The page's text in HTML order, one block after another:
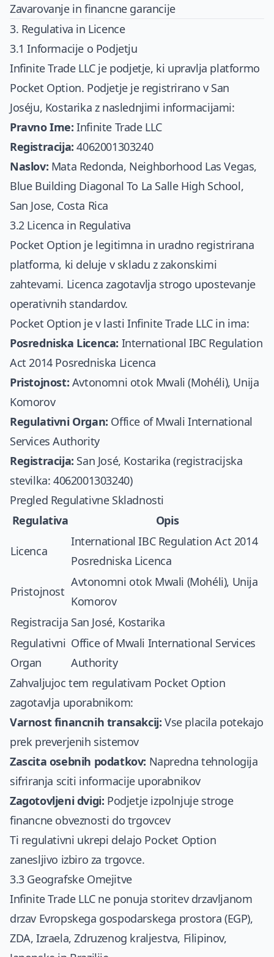
Zavarovanje in financne garancije
3. Regulativa in Licence
3.1 Informacije o Podjetju
Infinite Trade LLC je podjetje, ki upravlja platformo
Pocket Option. Podjetje je registrirano v San
Joséju, Kostarika z naslednjimi informacijami:
Pravno Ime: Infinite Trade LLC
Registracija: 4062001303240
Naslov: Mata Redonda, Neighborhood Las Vegas,
Blue Building Diagonal To La Salle High School,
San Jose, Costa Rica
3.2 Licenca in Regulativa
Pocket Option je legitimna in uradno registrirana
platforma, ki deluje v skladu z zakonskimi
zahtevami. Licenca zagotavlja strogo upostevanje
operativnih standardov.
Pocket Option je v lasti Infinite Trade LLC in ima:
Posredniska Licenca: International IBC Regulation
Act 2014 Posredniska Licenca
Pristojnost: Avtonomni otok Mwali (Mohéli), Unija
Komorov
Regulativni Organ: Office of Mwali International
Services Authority
Registracija: San José, Kostarika (registracijska
stevilka: 4062001303240)
Pregled Regulativne Skladnosti
Regulativa
Opis
Licenca
International IBC Regulation Act 2014
Posredniska Licenca
Pristojnost
Avtonomni otok Mwali (Mohéli), Unija
Komorov
Registracija San José, Kostarika
Regulativni
Organ
Office of Mwali International Services
Authority
Zahvaljujoc tem regulativam Pocket Option
zagotavlja uporabnikom:
Varnost financnih transakcij: Vse placila potekajo
prek preverjenih sistemov
Zascita osebnih podatkov: Napredna tehnologija
sifriranja sciti informacije uporabnikov
Zagotovljeni dvigi: Podjetje izpolnjuje stroge
financne obveznosti do trgovcev
Ti regulativni ukrepi delajo Pocket Option
zanesljivo izbiro za trgovce.
3.3 Geografske Omejitve
Infinite Trade LLC ne ponuja storitev drzavljanom
drzav Evropskega gospodarskega prostora (EGP),
ZDA, Izraela, Zdruzenog kraljestva, Filipinov,